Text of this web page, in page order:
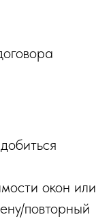
окон или
повторный